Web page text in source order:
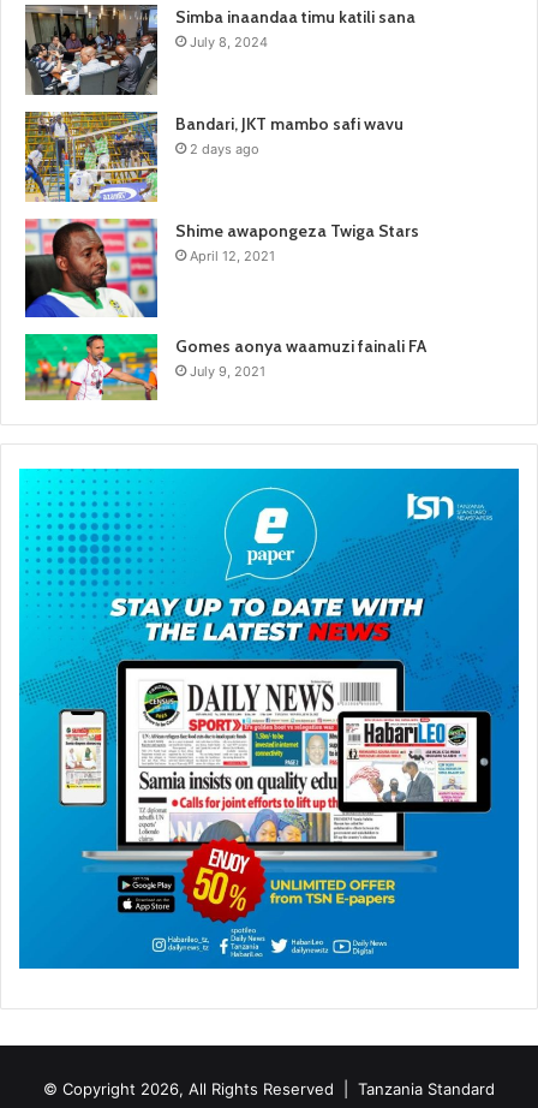
Simba inaandaa timu katili sana
July 8, 2024
Bandari, JKT mambo safi wavu
2 days ago
Shime awapongeza Twiga Stars
April 12, 2021
Gomes aonya waamuzi fainali FA
July 9, 2021
© Copyright 2026, All Rights Reserved | Tanzania Standard